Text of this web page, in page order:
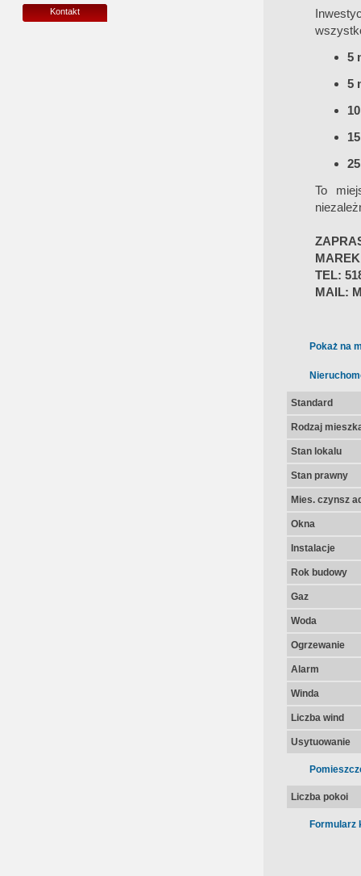
Kontakt
5
5
To
TEL:
MAIL:
Pokaż na
Standard
Rodzaj
Stan lokalu
Stan prawny
Mies. czynsz
Okna
Instalacje
Rok budowy
Gaz
Woda
Ogrzewanie
Alarm
Winda
Liczba wind
Usytuowanie
Liczba pokoi
Formularz